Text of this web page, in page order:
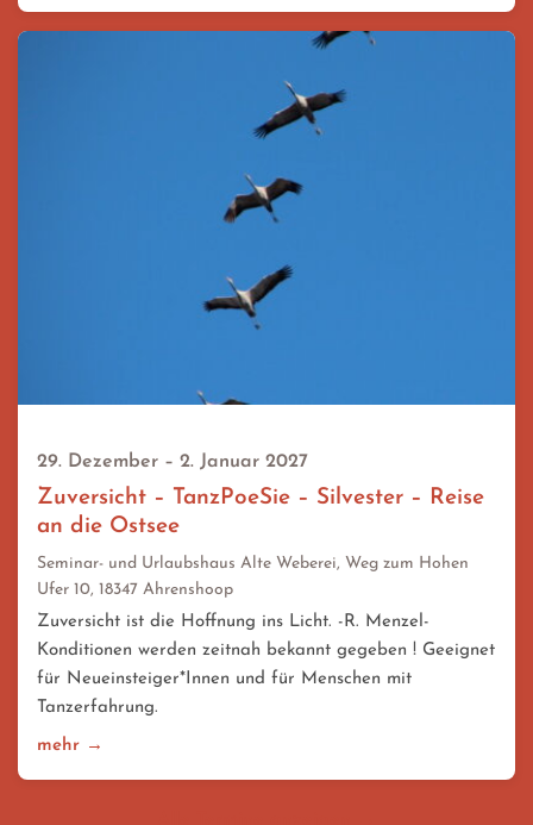
29. Dezember – 2. Januar 2027
Zuversicht – TanzPoeSie – Silvester – Reise
an die Ostsee
Seminar- und Urlaubshaus Alte Weberei, Weg zum Hohen
Ufer 10, 18347 Ahrenshoop
Zuversicht ist die Hoffnung ins Licht. -R. Menzel-
Konditionen werden zeitnah bekannt gegeben ! Geeignet
für Neueinsteiger*Innen und für Menschen mit
Tanzerfahrung.
mehr →